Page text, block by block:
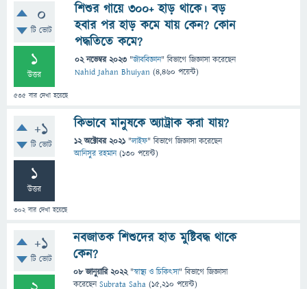
0
টি ভোট
1
উত্তর
535 বার দেখা হয়েছে
শিশুর গায়ে ৩০০+ হাড় থাকে। বড়
হবার পর হাড় কমে যায় কেন? কোন
পদ্ধতিতে কমে?
02 নভেম্বর 2023 "জীববিজ্ঞান" বিভাগে জিজ্ঞাসাকরেছেন
Nahid Jahan Bhuiyan (4,460 পয়েন্ট)
+1
টি ভোট
1
উত্তর
302বার দেখা হয়েছে
কিভাবে মানুষকে অ্যাট্রাক করা যায়?
12 অক্টোবর 2021 "লাইফ" বিভাগে জিজ্ঞাসাকরেছেন
আনিসুর রহমান (130 পয়েন্ট)
+1
টি ভোট
নবজাতক শিশুদের হাত মুষ্টিবদ্ধ থাকে
কেন?
08 জানুয়ারি 2022 "স্বাস্থ্য ও চিকিৎসা" বিভাগে জিজ্ঞাসা
করেছেনSubrata Saha (15,210 পয়েন্ট)